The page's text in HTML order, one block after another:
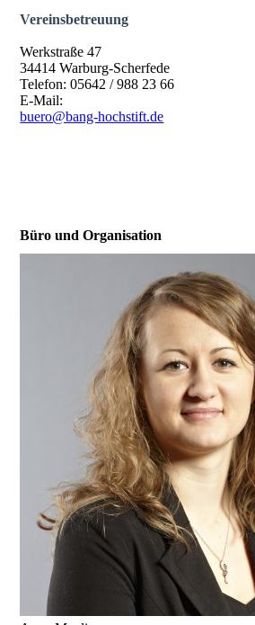
Vereinsbetreuung
Werkstraße 47
34414 Warburg-Scherfede
Telefon: 05642 / 988 23 66
E-Mail:
buero@bang-hochstift.de
Büro und Organisation